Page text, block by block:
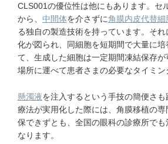
CLS001の優位性は他にもあります。セ
から、 中間体を介さずに角膜内皮代替細
る独自の製造技術を持っています。そ
化が図られ、同細胞を短期間で大量に培
て、生成した細胞は一定期間凍結保存
場所に運べて患者さまの必要なタイミン
懸濁液を注入するという手技の簡便さ
療法が実用化した際には、角膜移植の
保できずとも、全国の眼科の診療所でも
なります。